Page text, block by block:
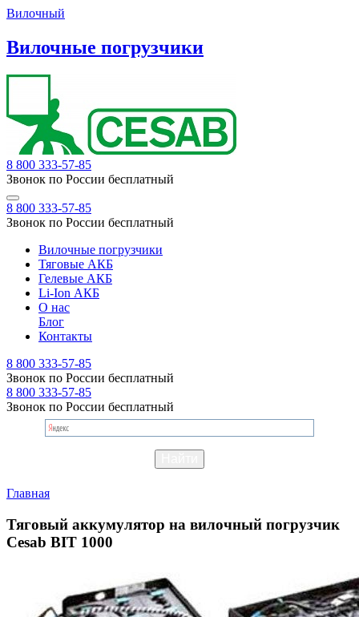
Вилочный
Вилочные погрузчики
8 800 333-57-85
Звонок по России бесплатный
8 800 333-57-85
Звонок по России бесплатный
Вилочные погрузчики
Тяговые АКБ
Гелевые АКБ
Li-Ion АКБ
О нас
Блог
Контакты
8 800 333-57-85
Звонок по России бесплатный
8 800 333-57-85
Звонок по России бесплатный
Главная
Тяговый аккумулятор на вилочный погрузчик
Cesab BIT 1000